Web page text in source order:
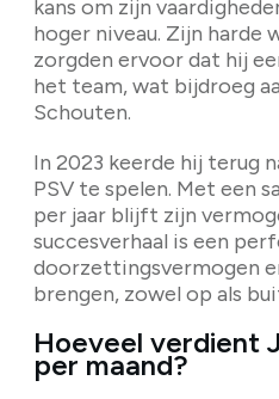
kans om zijn
hoger niveau. Zijn harde
zorgden ervoor dat hij
het team, wat bijdroeg
Schouten.
In 2023 keerde hij terug
PSV te spelen. Met een
per jaar blijft zijn
succesverhaal is een
doorzettingsvermogen
brengen, zowel op als
Hoeveel verdient
per maand?